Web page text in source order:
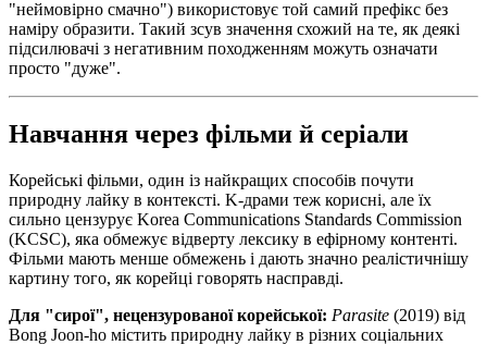
"неймовірно смачно") використовує той самий префікс без
наміру образити. Такий зсув значення схожий на те, як деякі
підсилювачі з негативним походженням можуть означати
просто "дуже".
Навчання через фільми й серіали
Корейські фільми, один із найкращих способів почути
природну лайку в контексті. K-драми теж корисні, але їх
сильно цензурує Korea Communications Standards Commission
(KCSC), яка обмежує відверту лексику в ефірному контенті.
Фільми мають менше обмежень і дають значно реалістичнішу
картину того, як корейці говорять насправді.
Для "сирої", нецензурованої корейської: Parasite (2019) від
Bong Joon-ho містить природну лайку в різних соціальних